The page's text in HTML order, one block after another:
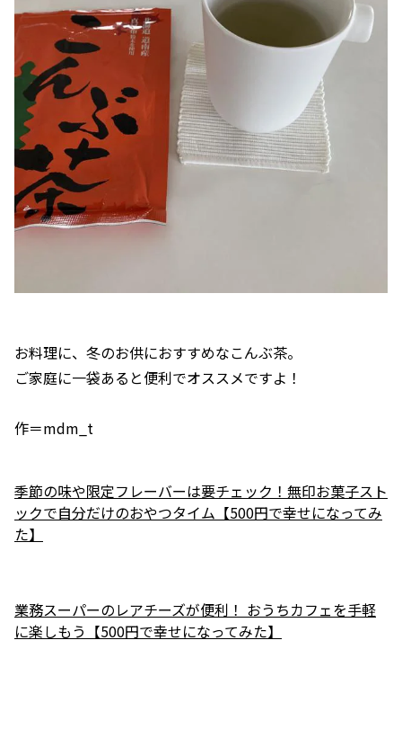
お料理に、冬のお供におすすめなこんぶ茶。
ご家庭に一袋あると便利でオススメですよ！
作＝mdm_t
季節の味や限定フレーバーは要チェック！無印お菓子スト
ックで自分だけのおやつタイム【500円で幸せになってみ
た】
業務スーパーのレアチーズが便利！ おうちカフェを手軽
に楽しもう【500円で幸せになってみた】